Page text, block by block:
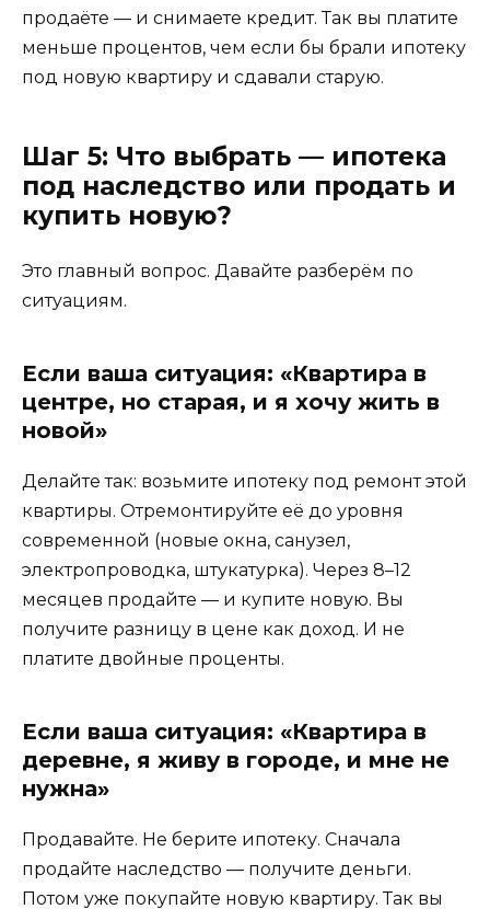
продаёте — и снимаете кредит. Так вы платите
меньше процентов, чем если бы брали ипотеку
под новую квартиру и сдавали старую.
Шаг 5: Что выбрать — ипотека
под наследство или продать и
купить новую?
Это главный вопрос. Давайте разберём по
ситуациям.
Если ваша ситуация: «Квартира в
центре, но старая, и я хочу жить в
новой»
Делайте так: возьмите ипотеку под ремонт этой
квартиры. Отремонтируйте её до уровня
современной (новые окна, санузел,
электропроводка, штукатурка). Через 8–12
месяцев продайте — и купите новую. Вы
получите разницу в цене как доход. И не
платите двойные проценты.
Если ваша ситуация: «Квартира в
деревне, я живу в городе, и мне не
нужна»
Продавайте. Не берите ипотеку. Сначала
продайте наследство — получите деньги.
Потом уже покупайте новую квартиру. Так вы